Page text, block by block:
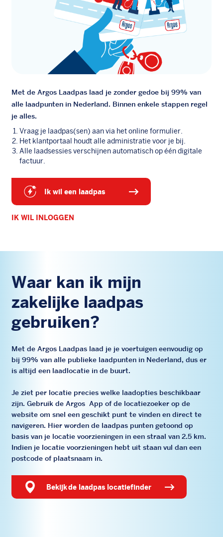
Met de Argos Laadpas laad je zonder gedoe bij 99% van
alle laadpunten in Nederland. Binnen enkele stappen regel
je alles.
Vraag je laadpas(sen) aan via het online formulier.
Het klantportaal houdt alle administratie voor je bij.
Alle laadsessies verschijnen automatisch op één digitale
factuur.
ik wil een laadpas
IK WIL INLOGGEN
Waar kan ik mijn
zakelijke laadpas
gebruiken?
Met de Argos Laadpas laad je je voertuigen eenvoudig op
bij 99% van alle publieke laadpunten in Nederland, dus er
is altijd een laadlocatie in de buurt.
Je ziet per locatie precies welke laadopties beschikbaar
zijn. Gebruik de Argos App of de locatiezoeker op de
website om snel een geschikt punt te vinden en direct te
navigeren. Hier worden de laadpas punten getoond op
basis van je locatie voorzieningen in een straal van 2.5 km.
Indien je locatie voorzieningen hebt uit staan vul dan een
postcode of plaatsnaam in.
bekijk de laadpas locatiefinder